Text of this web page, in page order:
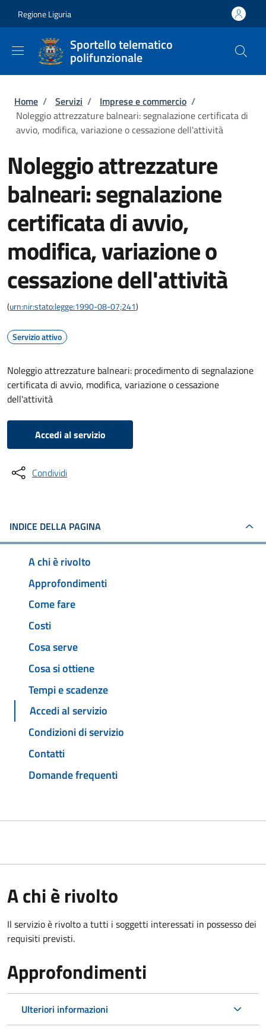
Regione Liguria
Sportello telematico
polifunzionale
Briciole di pane
Home / Servizi / Imprese e commercio /
Noleggio attrezzature balneari: segnalazione certificata di
avvio, modifica, variazione o cessazione dell'attività
Noleggio attrezzature
balneari: segnalazione
certificata di avvio,
modifica, variazione o
cessazione dell'attività
(urn:nir:stato:legge:1990-08-07;241)
Servizio attivo
Noleggio attrezzature balneari: procedimento di segnalazione
certificata di avvio, modifica, variazione o cessazione
dell'attività
Accedi al servizio
Condividi
INDICE DELLA PAGINA
A chi è rivolto
Approfondimenti
Come fare
Costi
Cosa serve
Cosa si ottiene
Tempi e scadenze
Accedi al servizio
Condizioni di servizio
Contatti
Domande frequenti
A chi è rivolto
Il servizio è rivolto a tutti i soggetti interessati in possesso dei
requisiti previsti.
Approfondimenti
Ulteriori informazioni